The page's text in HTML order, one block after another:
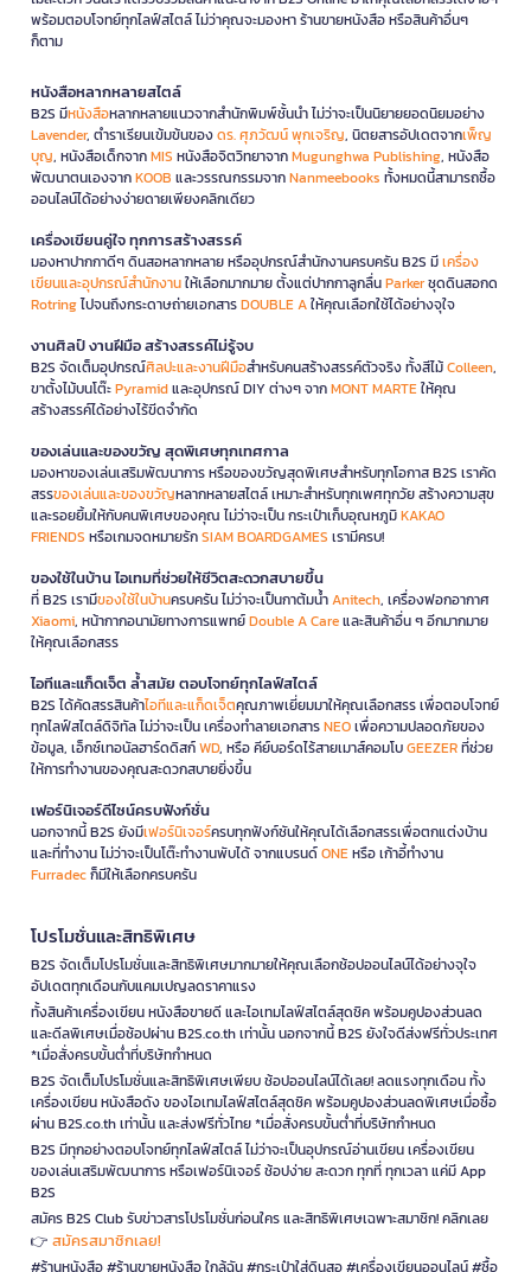
พร้อมตอบโจทย์ทุกไลฟ์สไตล์ ไม่ว่าคุณจะมองหา ร้านขายหนังสือ หรือสินค้าอื่นๆ
ก็ตาม
หนังสือหลากหลายสไตล์
B2S มีหนังสือหลากหลายแนวจากสำนักพิมพ์ชั้นนำ ไม่ว่าจะเป็นนิยายยอดนิยมอย่าง
Lavender, ตำราเรียนเข้มข้นของดร. ศุภวัฒน์ พุกเจริญ, นิตยสารอัปเดตจากเพ็ญ
บุญ, หนังสือเด็กจากMIS หนังสือจิตวิทยาจากMugunghwa Publishing, หนังสือ
พัฒนาตนเองจากKOOB และวรรณกรรมจากNanmeebooks ทั้งหมดนี้สามารถซื้อ
ออนไลน์ได้อย่างง่ายดายเพียงคลิกเดียว
เครื่องเขียนคู่ใจ ทุกการสร้างสรรค์
มองหาปากกาดีๆ ดินสอหลากหลาย หรืออุปกรณ์สำนักงานครบครัน B2S มีเครื่อง
เขียนและอุปกรณ์สำนักงานให้เลือกมากมาย ตั้งแต่ปากกาลูกลื่นParkerชุดดินสอกด
Rotringไปจนถึงกระดาษถ่ายเอกสารDOUBLE Aให้คุณเลือกใช้ได้อย่างจุใจ
งานศิลป์ งานฝีมือ สร้างสรรค์ไม่รู้จบ
B2S จัดเต็มอุปกรณ์ศิลปะและงานฝีมือสำหรับคนสร้างสรรค์ตัวจริง ทั้งสีไม้Colleen,
ขาตั้งไม้บนโต๊ะPyramidและอุปกรณ์ DIY ต่างๆ จากMONT MARTEให้คุณ
สร้างสรรค์ได้อย่างไร้ขีดจำกัด
ของเล่นและของขวัญ สุดพิเศษทุกเทศกาล
มองหาของเล่นเสริมพัฒนาการ หรือของขวัญสุดพิเศษสำหรับทุกโอกาส B2S เราคัด
สรรของเล่นและของขวัญหลากหลายสไตล์ เหมาะสำหรับทุกเพศทุกวัย สร้างความสุข
และรอยยิ้มให้กับคนพิเศษของคุณ ไม่ว่าจะเป็น กระเป๋าเก็บอุณหภูมิKAKAO
FRIENDS หรือเกมจดหมายรักSIAM BOARDGAMES เรามีครบ!
ของใช้ในบ้าน ไอเทมที่ช่วยให้ชีวิตสะดวกสบายขึ้น
ที่ B2S เรามีของใช้ในบ้านครบครัน ไม่ว่าจะเป็นกาต้มน้ำAnitech, เครื่องฟอกอากาศ
Xiaomi, หน้ากากอนามัยทางการแพทย์Double A Careและสินค้าอื่น ๆ อีกมากมาย
ให้คุณเลือกสรร
ไอทีและแก็ดเจ็ต ล้ำสมัย ตอบโจทย์ทุกไลฟ์สไตล์
B2S ได้คัดสรรสินค้าไอทีและแก็ดเจ็ตคุณภาพเยี่ยมมาให้คุณเลือกสรร เพื่อตอบโจทย์
ทุกไลฟ์สไตล์ดิจิทัล ไม่ว่าจะเป็น เครื่องทำลายเอกสารNEOเพื่อความปลอดภัยของ
ข้อมูล, เอ็กซ์เทอนัลฮาร์ดดิสก์WD, หรือ คีย์บอร์ดไร้สายเมาส์คอมโบGEEZERที่ช่วย
ให้การทำงานของคุณสะดวกสบายยิ่งขึ้น
เฟอร์นิเจอร์ดีไซน์ครบฟังก์ชั่น
นอกจากนี้ B2S ยังมีเฟอร์นิเจอร์ครบทุกฟังก์ชันให้คุณได้เลือกสรรเพื่อตกแต่งบ้าน
และที่ทำงาน ไม่ว่าจะเป็นโต๊ะทำงานพับได้ จากแบรนด์ONEหรือ เก้าอี้ทำงาน
Furradecก็มีให้เลือกครบครัน
โปรโมชั่นและสิทธิพิเศษ
B2S จัดเต็มโปรโมชั่นและสิทธิพิเศษมากมายให้คุณเลือกช้อปออนไลน์ได้อย่างจุใจ
อัปเดตทุกเดือนกับแคมเปญลดราคาแรง
ทั้งสินค้าเครื่องเขียน หนังสือขายดี และไอเทมไลฟ์สไตล์สุดชิค พร้อมคูปองส่วนลด
และดีลพิเศษเมื่อช้อปผ่าน B2S.co.th เท่านั้น นอกจากนี้ B2S ยังใจดีส่งฟรีทั่วประเทศ
*เมื่อสั่งครบขั้นต่ำที่บริษัทกำหนด
B2S จัดเต็มโปรโมชั่นและสิทธิพิเศษเพียบ ช้อปออนไลน์ได้เลย! ลดแรงทุกเดือน ทั้ง
เครื่องเขียน หนังสือดัง ของไอเทมไลฟ์สไตล์สุดชิค พร้อมคูปองส่วนลดพิเศษเมื่อซื้อ
ผ่าน B2S.co.th เท่านั้น และส่งฟรีทั่วไทย *เมื่อสั่งครบขั้นต่ำที่บริษัทกำหนด
B2S มีทุกอย่างตอบโจทย์ทุกไลฟ์สไตล์ ไม่ว่าจะเป็นอุปกรณ์อ่านเขียน เครื่องเขียน
ของเล่นเสริมพัฒนาการ หรือเฟอร์นิเจอร์ ช้อปง่าย สะดวก ทุกที่ ทุกเวลา แค่มี App
B2S
สมัคร B2S Club รับข่าวสารโปรโมชั่นก่อนใคร และสิทธิพิเศษเฉพาะสมาชิก! คลิกเลย
👉 สมัครสมาชิกเลย!
#ร้านหนังสือ #ร้านขายหนังสือ ใกล้ฉัน #กระเป๋าใส่ดินสอ #เครื่องเขียนออนไลน์ #ซื้อ